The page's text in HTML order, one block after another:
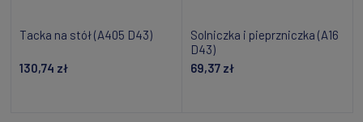
Tacka na stół (A405 D43)
130,74 zł
Solniczka i pieprzniczka (A16
D43)
69,37 zł